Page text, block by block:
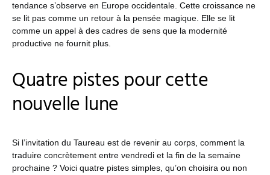
tendance s’observe en Europe occidentale. Cette croissance ne
se lit pas comme un retour à la pensée magique. Elle se lit
comme un appel à des cadres de sens que la modernité
productive ne fournit plus.
Quatre pistes pour cette
nouvelle lune
Si l’invitation du Taureau est de revenir au corps, comment la
traduire concrètement entre vendredi et la fin de la semaine
prochaine ? Voici quatre pistes simples, qu’on choisira ou non